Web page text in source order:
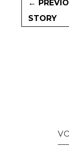
←
STORY